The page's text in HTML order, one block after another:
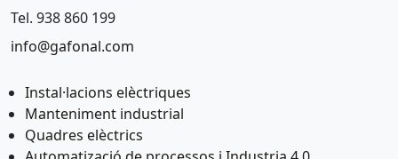
Tel. 938 860 199
info@gafonal.com
Instal·lacions elèctriques
Manteniment industrial
Quadres elèctrics